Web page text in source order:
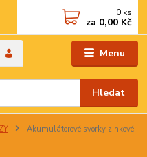
Menu
Hledat
0 ks
za 0,00 Kč
Akumulátorové svorky zinkové